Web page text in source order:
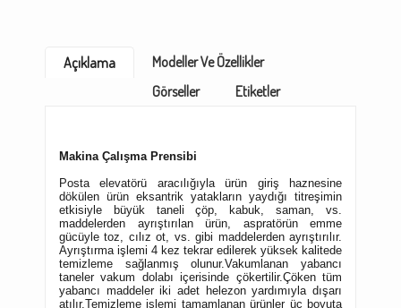
Açıklama
Modeller Ve Özellikler
Görseller
Etiketler
Makina Çalışma Prensibi
Posta elevatörü aracılığıyla ürün giriş haznesine
dökülen ürün eksantrik yatakların yaydığı titreşimin
etkisiyle büyük taneli çöp, kabuk, saman, vs.
maddelerden ayrıştırılan ürün, aspratörün emme
gücüyle toz, cılız ot, vs. gibi maddelerden ayrıştırılır.
Ayrıştırma işlemi 4 kez tekrar edilerek yüksek kalitede
temizleme sağlanmış olunur.Vakumlanan yabancı
taneler vakum dolabı içerisinde çökertilir.Çöken tüm
yabancı maddeler iki adet helezon yardımıyla dışarı
atılır.Temizleme işlemi tamamlanan ürünler üç boyuta